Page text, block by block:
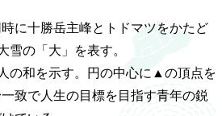
に十勝岳主峰とトドマツをかたど
雪の「大」を表す。
の和を示す。円の中心に▲の頂点を
致で人生の目標を目指す青年の鋭